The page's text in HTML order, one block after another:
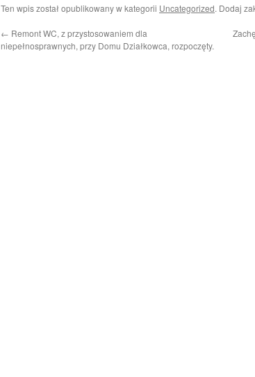
Ten wpis został opublikowany w kategorii Uncategorized. Dodaj
← Remont WC, z przystosowaniem dla
niepełnosprawnych, przy Domu Działkowca, rozpoczęty.